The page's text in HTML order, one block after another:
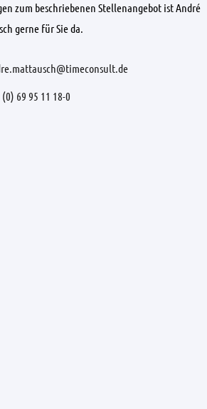
zum beschriebenen Stellenangebot ist André
gerne für Sie da.
69 95 11 18-0